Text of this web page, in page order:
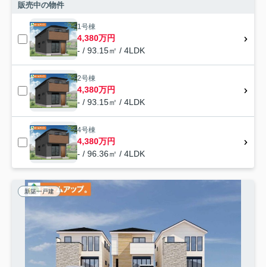
販売中の物件
1号棟
4,380万円
- / 93.15㎡ / 4LDK
2号棟
4,380万円
- / 93.15㎡ / 4LDK
4号棟
4,380万円
- / 96.36㎡ / 4LDK
新築一戸建